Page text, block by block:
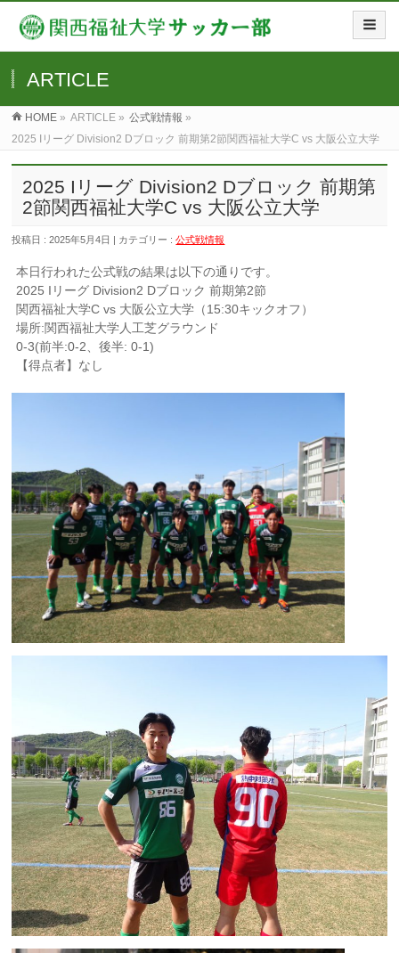
ARTICLE
HOME » ARTICLE » 公式戦情報 »
2025 Iリーグ Division2 Dブロック 前期第2節関西福祉大学C vs 大阪公立大学
2025 Iリーグ Division2 Dブロック 前期第
2節関西福祉大学C vs 大阪公立大学
投稿日 : 2025年5月4日 | カテゴリー :公式戦情報
本日行われた公式戦の結果は以下の通りです。
2025 Iリーグ Division2 Dブロック 前期第2節
関西福祉大学C vs 大阪公立大学（15:30キックオフ）
場所:関西福祉大学人工芝グラウンド
0-3(前半:0-2、後半: 0-1)
【得点者】なし